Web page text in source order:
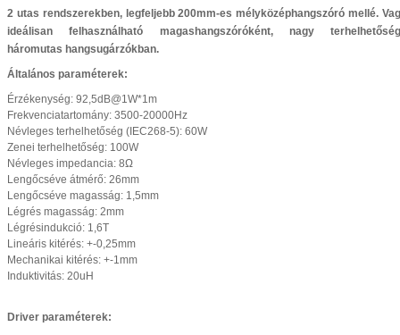
2 utas rendszerekben, legfeljebb 200mm-es mélyközéphangszóró mellé.
ideálisan felhasználható magashangszóróként, nagy
háromutas hangsugárzókban.
Általános paraméterek:
Érzékenység: 92,5dB@1W*1m
Frekvenciatartomány: 3500-20000Hz
Névleges terhelhetőség (IEC268-5): 60W
Zenei terhelhetőség: 100W
Névleges impedancia: 8Ω
Lengőcséve átmérő: 26mm
Lengőcséve magasság: 1,5mm
Légrés magasság: 2mm
Légrésindukció: 1,6T
Lineáris kitérés: +-0,25mm
Mechanikai kitérés: +-1mm
Induktivitás: 20uH
Driver paraméterek: